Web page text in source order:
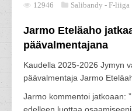
12946 Salibandy - F-liiga
Jarmo Eteläaho
päävalmentajana
Kaudella 2025-2026 Jymyn
päävalmentaja Jarmo
Jarmo kommentoi jatkoaan: